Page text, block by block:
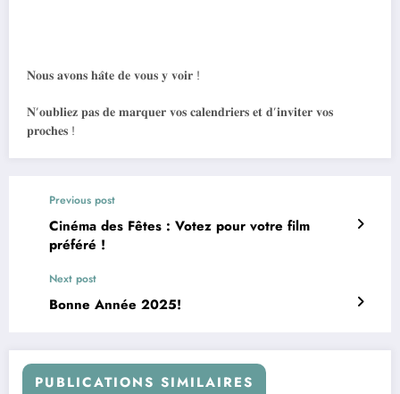
𝐍𝐨𝐮𝐬 𝐚𝐯𝐨𝐧𝐬 𝐡𝐚̂𝐭𝐞 𝐝𝐞 𝐯𝐨𝐮𝐬 𝐲 𝐯𝐨𝐢𝐫 !
𝐍’𝐨𝐮𝐛𝐥𝐢𝐞𝐳 𝐩𝐚𝐬 𝐝𝐞 𝐦𝐚𝐫𝐪𝐮𝐞𝐫 𝐯𝐨𝐬 𝐜𝐚𝐥𝐞𝐧𝐝𝐫𝐢𝐞𝐫𝐬 𝐞𝐭 𝐝’𝐢𝐧𝐯𝐢𝐭𝐞𝐫 𝐯𝐨𝐬
𝐩𝐫𝐨𝐜𝐡𝐞𝐬 !
Previous post
Cinéma des Fêtes : Votez pour votre film
préféré !
Next post
Bonne Année 2025!
PUBLICATIONS SIMILAIRES